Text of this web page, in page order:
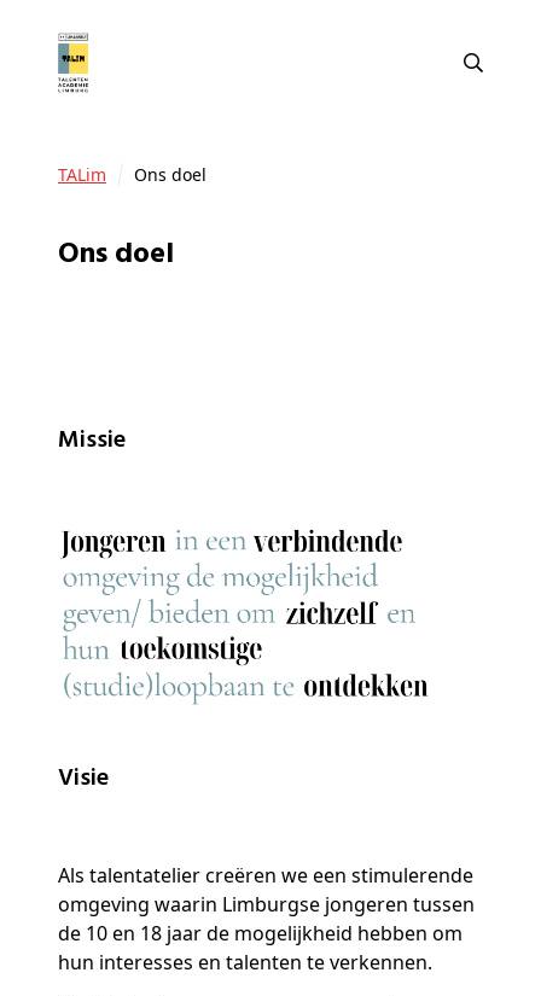
TALim Ons doel
Ons doel
Missie
Visie
Als talentatelier creëren we een stimulerende
omgeving waarin Limburgse jongeren tussen
de 10 en 18 jaar de mogelijkheid hebben om
hun interesses en talenten te verkennen.